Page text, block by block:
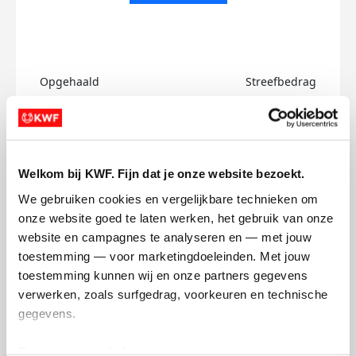
Welkom bij KWF. Fijn dat je onze website bezoekt.
We gebruiken cookies en vergelijkbare technieken om
onze website goed te laten werken, het gebruik van onze
website en campagnes te analyseren en — met jouw
toestemming — voor marketingdoeleinden. Met jouw
toestemming kunnen wij en onze partners gegevens
verwerken, zoals surfgedrag, voorkeuren en technische
gegevens.
Opgehaald Streefbedrag
Filip's badges